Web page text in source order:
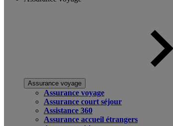
Assurance voyage
Assurance voyage
Assurance court séjour
Assistance 360
Assurance accueil étrangers